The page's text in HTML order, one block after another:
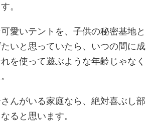
。
愛いテントを、子供の秘密基地と
いと思っていたら、いつの間に成
を使って遊ぶような年齢じゃなく
んがいる家庭なら、絶対喜ぶし部
ると思います。